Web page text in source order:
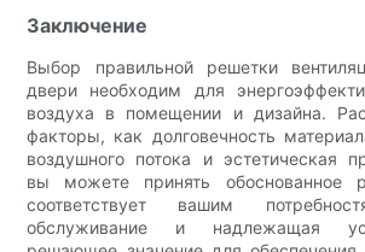
Заключение
Выбор правильной решетки
двери необходим для
воздуха в помещении и дизайна.
факторы, как долговечность
воздушного потока и эстетическая
вы можете принять обоснованное
соответствует вашим
обслуживание и надлежащая